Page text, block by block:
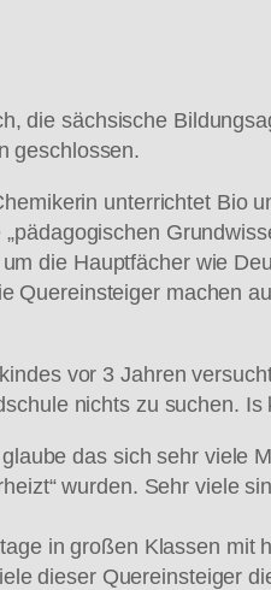
die sächsische
geschlossen.
unterrichtet Bio
die Hauptfächer wie
Quereinsteiger machen
vor 3 Jahren
nichts zu suchen.
das sich sehr viele
wurden. Sehr viele
in großen Klassen mit
dieser Quereinsteiger